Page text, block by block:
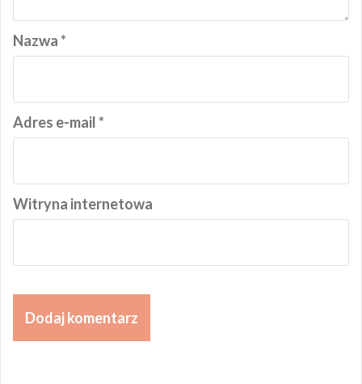
Nazwa*
Adres e-mail*
Witryna internetowa